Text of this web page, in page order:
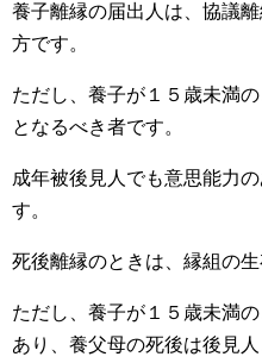
養子離縁の届出人は、協議
方です。
ただし、養子が１５歳未満
となるべき者です。
成年被後見人でも意思能力
す。
死後離縁のときは、縁組の生
ただし、養子が１５歳未満
あり、養父母の死後は後見人